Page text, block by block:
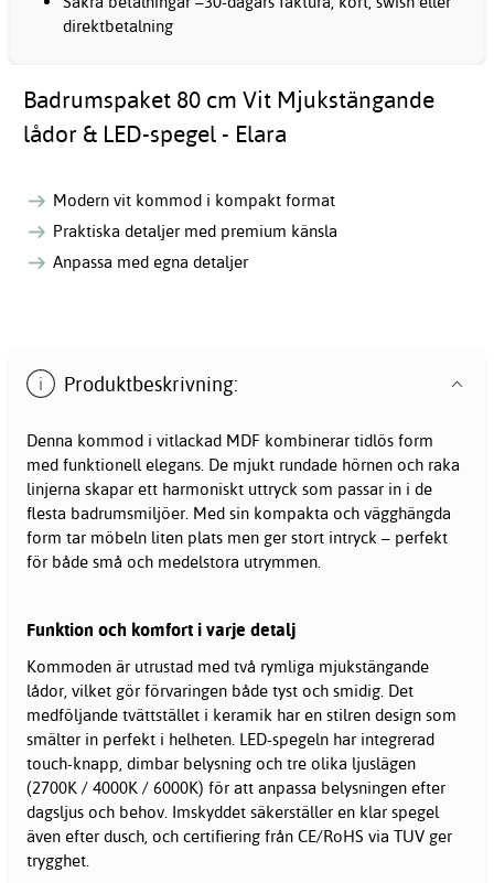
direktbetalning
Badrumspaket 80 cm Vit Mjukstängande
lådor & LED-spegel - Elara
Modern vit kommod i kompakt format
Praktiska detaljer med premium känsla
Anpassa med egna detaljer
Produktbeskrivning:
Denna kommod i vitlackad MDF kombinerar tidlös form
med funktionell elegans. De mjukt rundade hörnen och raka
linjerna skapar ett harmoniskt uttryck som passar in i de
flesta badrumsmiljöer. Med sin kompakta och vägghängda
form tar möbeln liten plats men ger stort intryck – perfekt
för både små och medelstora utrymmen.
Funktion och komfort i varje detalj
Kommoden är utrustad med två rymliga mjukstängande
lådor, vilket gör förvaringen både tyst och smidig. Det
medföljande tvättstället i keramik har en stilren design som
smälter in perfekt i helheten. LED-spegeln har integrerad
touch-knapp, dimbar belysning och tre olika ljuslägen
(2700K / 4000K / 6000K) för att anpassa belysningen efter
dagsljus och behov. Imskyddet säkerställer en klar spegel
även efter dusch, och certifiering från CE/RoHS via TUV ger
trygghet.